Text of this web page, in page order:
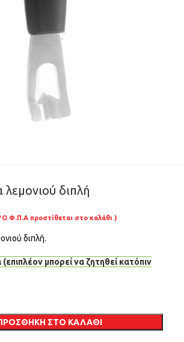
λεμονιού διπλή
Φ.Π.Α προστίθεται στο καλάθι )
διπλή.
μπορεί να ζητηθεί κατόπιν
ΣΤΟ ΚΑΛΆΘΙ